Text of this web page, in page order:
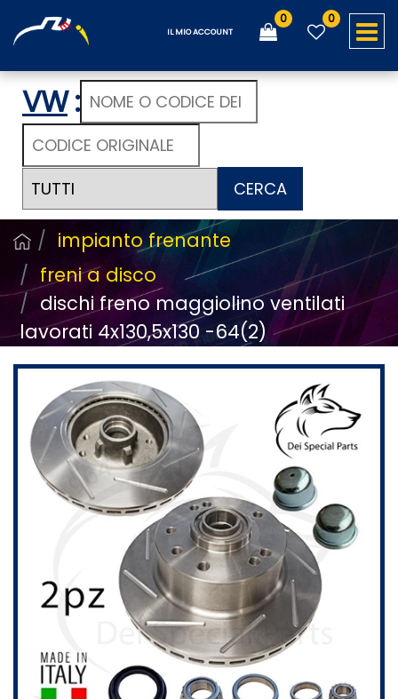
IL MIO ACCOUNT
0 0
VW:
CERCA
impianto frenante
freni a disco
dischi freno maggiolino ventilati
lavorati 4x130,5x130 -64(2)